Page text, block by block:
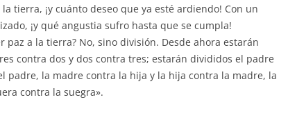
para
o
disminuir
el
tierra, ¡y cuánto deseo que ya esté ardiendo! Con un
¡y qué angustia sufro hasta que se cumpla!
paz a la tierra? No, sino división. Desde ahora estarán
contra dos y dos contra tres; estarán divididos el padre
padre, la madre contra la hija y la hija contra la madre, la
contra la suegra».